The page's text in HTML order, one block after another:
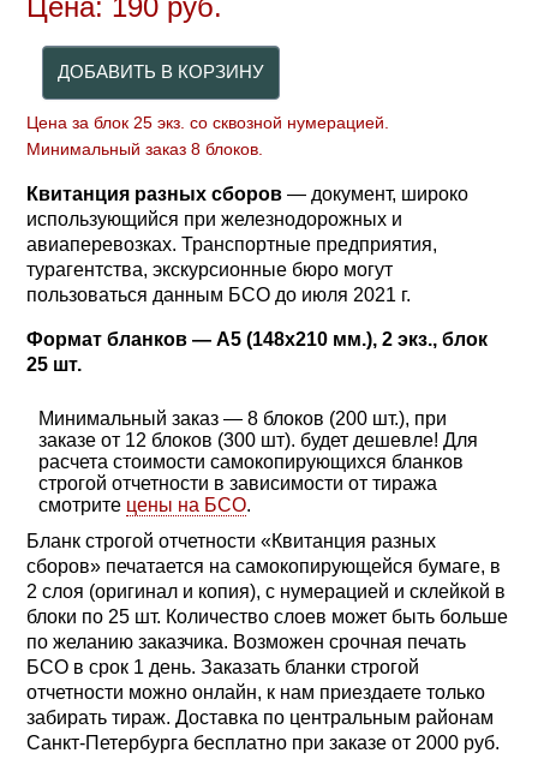
Цена за блок 25 экз. со сквозной нумерацией.
Минимальный заказ 8 блоков.
Квитанция разных сборов — документ, широко
использующийся при железнодорожных и
авиаперевозках. Транспортные предприятия,
турагентства, экскурсионные бюро могут
пользоваться данным БСО до июля 2021 г.
Формат бланков — A5 (148x210 мм.), 2 экз., блок
25 шт.
Минимальный заказ — 8 блоков (200 шт.), при
заказе от 12 блоков (300 шт). будет дешевле! Для
расчета стоимости самокопирующихся бланков
строгой отчетности в зависимости от тиража
смотрите цены на БСО.
Бланк строгой отчетности «Квитанция разных
сборов» печатается на самокопирующейся бумаге, в
2 слоя (оригинал и копия), с нумерацией и склейкой в
блоки по 25 шт. Количество слоев может быть больше
по желанию заказчика. Возможен срочная печать
БСО в срок 1 день. Заказать бланки строгой
отчетности можно онлайн, к нам приездаете только
забирать тираж. Доставка по центральным районам
Санкт-Петербурга бесплатно при заказе от 2000 руб.